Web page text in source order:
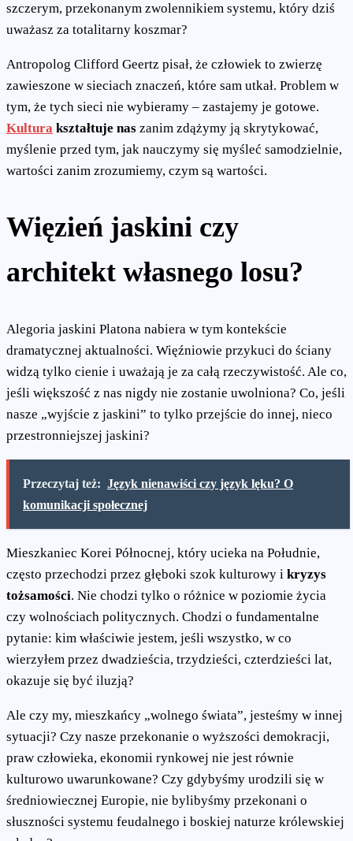
szczerym, przekonanym zwolennikiem systemu, który dziś
uważasz za totalitarny koszmar?
Antropolog Clifford Geertz pisał, że człowiek to zwierzę
zawieszone w sieciach znaczeń, które sam utkał. Problem w
tym, że tych sieci nie wybieramy – zastajemy je gotowe.
Kultura kształtuje nas zanim zdążymy ją skrytykować,
myślenie przed tym, jak nauczymy się myśleć samodzielnie,
wartości zanim zrozumiemy, czym są wartości.
Więzień jaskini czy
architekt własnego losu?
Alegoria jaskini Platona nabiera w tym kontekście
dramatycznej aktualności. Więźniowie przykuci do ściany
widzą tylko cienie i uważają je za całą rzeczywistość. Ale co,
jeśli większość z nas nigdy nie zostanie uwolniona? Co, jeśli
nasze „wyjście z jaskini” to tylko przejście do innej, nieco
przestronniejszej jaskini?
Przeczytaj też: Język nienawiści czy język lęku? O
komunikacji społecznej
Mieszkaniec Korei Północnej, który ucieka na Południe,
często przechodzi przez głęboki szok kulturowy i kryzys
tożsamości. Nie chodzi tylko o różnice w poziomie życia
czy wolnościach politycznych. Chodzi o fundamentalne
pytanie: kim właściwie jestem, jeśli wszystko, w co
wierzyłem przez dwadzieścia, trzydzieści, czterdzieści lat,
okazuje się być iluzją?
Ale czy my, mieszkańcy „wolnego świata”, jesteśmy w innej
sytuacji? Czy nasze przekonanie o wyższości demokracji,
praw człowieka, ekonomii rynkowej nie jest równie
kulturowo uwarunkowane? Czy gdybyśmy urodzili się w
średniowiecznej Europie, nie bylibyśmy przekonani o
słuszności systemu feudalnego i boskiej naturze królewskiej